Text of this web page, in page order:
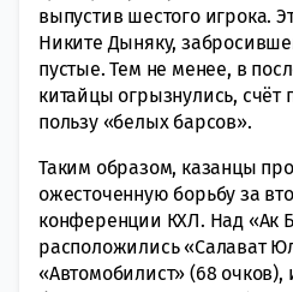
выпустив шестого игрока.
Никите Дыняку,
пустые. Тем не менее, в
китайцы огрызнулись, счёт
пользу «белых барсов».
Таким образом, казанцы
ожесточенную борьбу за
конференции КХЛ. Над «Ак
расположились «Салават
«Автомобилист» (68 очков),